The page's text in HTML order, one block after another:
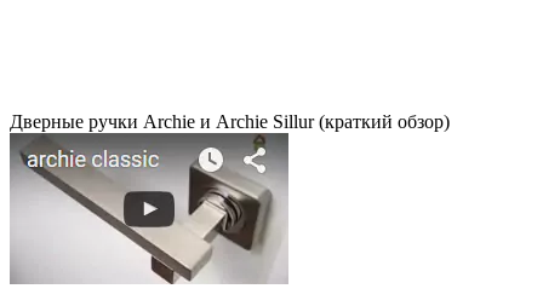
Дверные ручки Archie и Archie Sillur (краткий обзор)